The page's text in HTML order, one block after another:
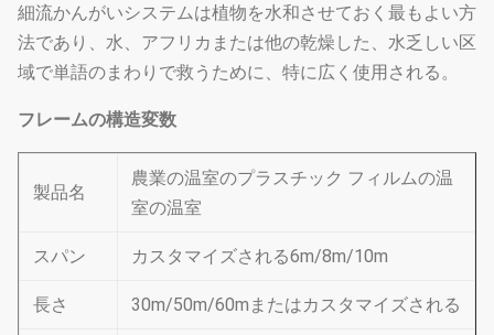
細流かんがいシステムは植物を水和させておく最もよい方
法であり、水、アフリカまたは他の乾燥した、水乏しい区
域で単語のまわりで救うために、特に広く使用される。
フレームの構造変数
製品名
農業の温室のプラスチック フィルムの温
室の温室
スパン カスタマイズされる6m/8m/10m
長さ 30m/50m/60mまたはカスタマイズされる